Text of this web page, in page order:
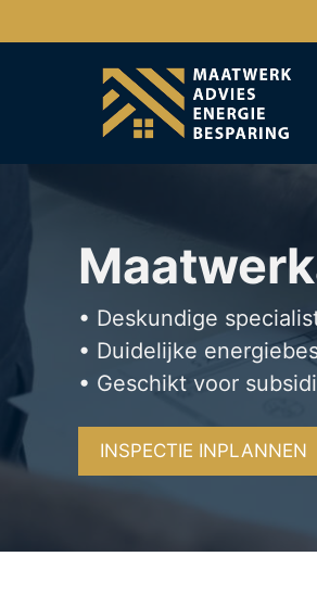
naar
• Deskundige
• Duidelijke
• Geschikt voor
INSPECTIE INPLANNEN